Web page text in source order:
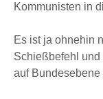
Kommunisten in
Es ist ja ohnehin
Schießbefehl
auf Bundesebene